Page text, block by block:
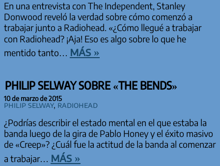
En una entrevista con The Independent, Stanley
Donwood reveló la verdad sobre cómo comenzó a
trabajar junto a Radiohead. «¿Cómo llegué a trabajar
con Radiohead? ¡Aja! Eso es algo sobre lo que he
mentido tanto… más »
PHILIP SELWAY SOBRE «THE BENDS»
10 de marzo de 2015
Philip Selway, Radiohead
¿Podrías describir el estado mental en el que estaba la
banda luego de la gira de Pablo Honey y el éxito masivo
de «Creep»? ¿Cuál fue la actitud de la banda al comenzar
a trabajar… más »